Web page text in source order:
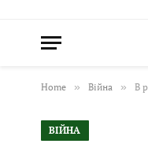
Home » Війна » В
ВІЙНА